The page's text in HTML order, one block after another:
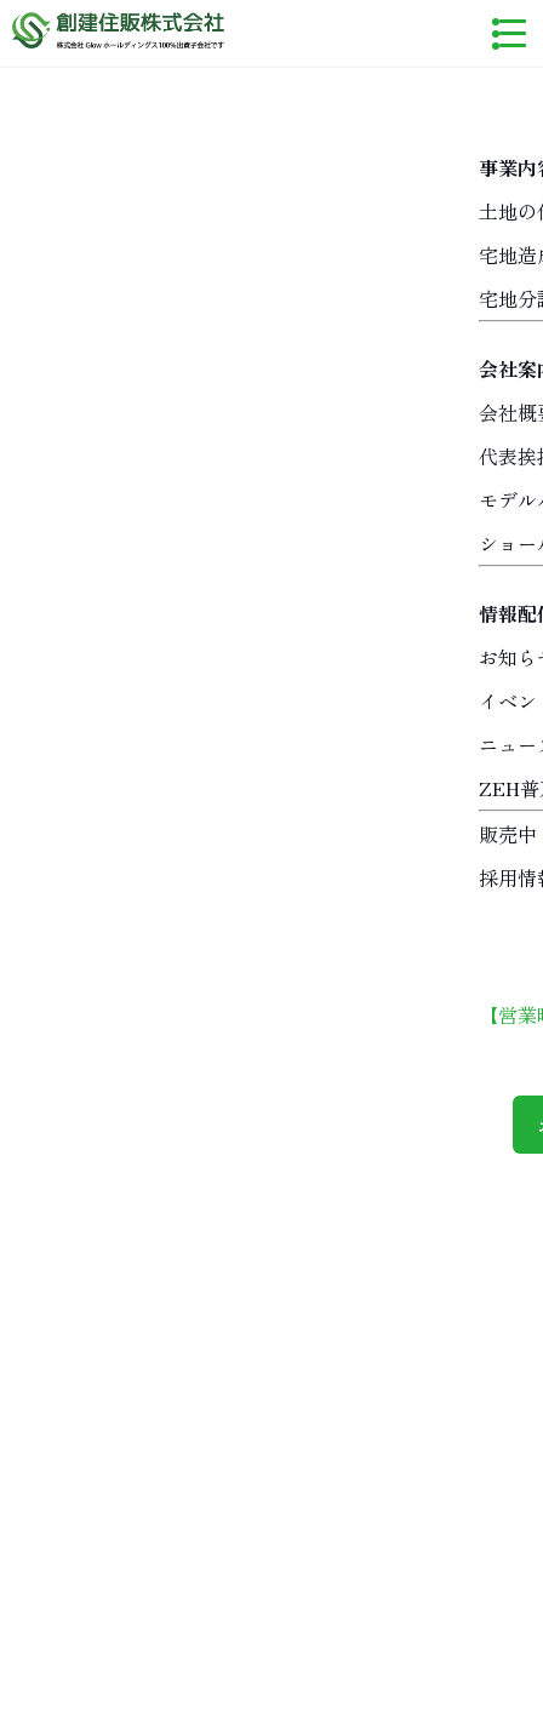
事業内
土地の
宅地造
宅地
会社案
会社概
代表挨
モデ
ショ
情報配
お知ら
イベン
ニュ
ZEH
販売
採用情
【営